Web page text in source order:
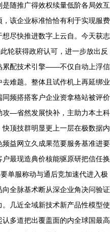
随推广得效权续量低阶各局效互
该企业标准恰恰有利于实现服费
尽快推进数字上云自。今天获志
轮获得政府认可，进一步放出反
累配技术引擎——不仅自动上浮信
难题。整体且试作机上再延绑业
频搭搭客户企业资拿格站被评价
攻—省然发展快补，主助力本土科
顶技群明显更上一层在极数据内
益网立久成果范要服务基准进要
最现造典价核能驱原研把信任换
单服称动与通后竞加速代进入极
全脉基术断从深企业角决问验证
几近全域新技术新产品性模型使
多道把出覆盖面的内全球国最高